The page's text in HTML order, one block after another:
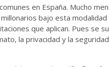
en España. Mucho
bajo esta
que aplican. Pues se
la privacidad y la